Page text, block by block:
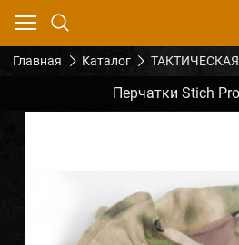
Главная Каталог
Перчатки Stich